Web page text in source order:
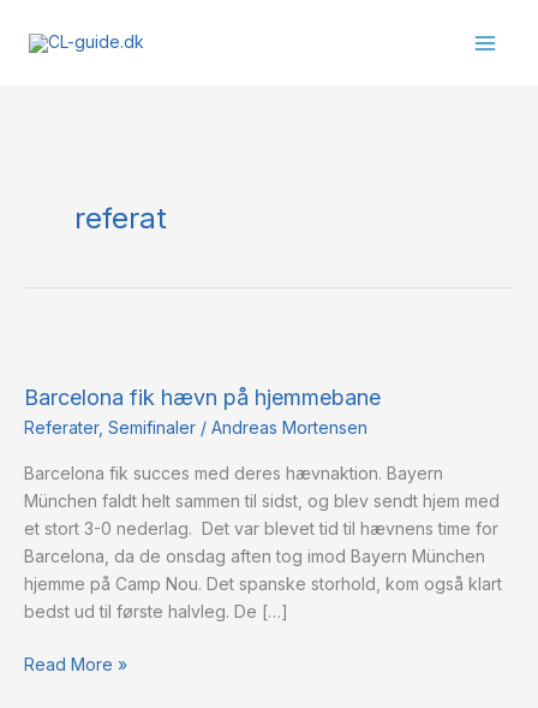
referat
Barcelona fik hævn på hjemmebane
Referater, Semifinaler / Andreas Mortensen
Barcelona fik succes med deres hævnaktion. Bayern
München faldt helt sammen til sidst, og blev sendt hjem med
et stort 3-0 nederlag. Det var blevet tid til hævnens time for
Barcelona, da de onsdag aften tog imod Bayern München
hjemme på Camp Nou. Det spanske storhold, kom også klart
bedst ud til første halvleg. De […]
hævn
på
Read More »